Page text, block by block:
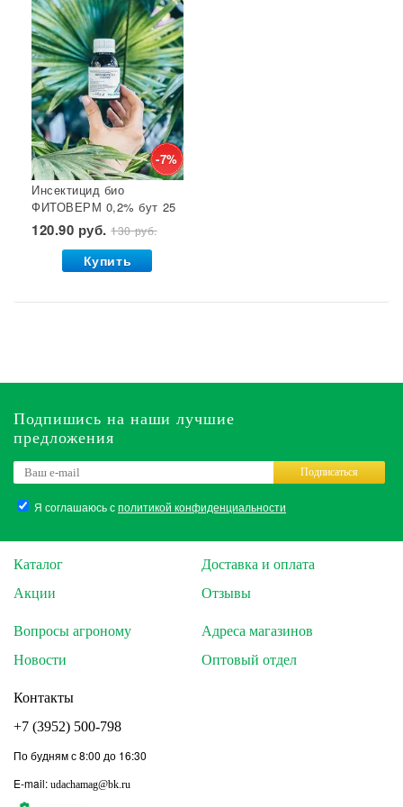
-7%
Инсектицид био
ФИТОВЕРМ 0,2% бут 25
мл ВХ 1/30
120.90 руб.130 руб.
Купить
Подпишись на наши лучшие
предложения
Я соглашаюсь сполитикой конфиденциальности
Подписаться
Каталог
Акции
Доставка и оплата
Отзывы
Вопросы агроному
Новости
Адреса магазинов
Оптовый отдел
Контакты
+7 (3952) 500-798
По будням с 8:00 до 16:30
E-mail: udachamag@bk.ru